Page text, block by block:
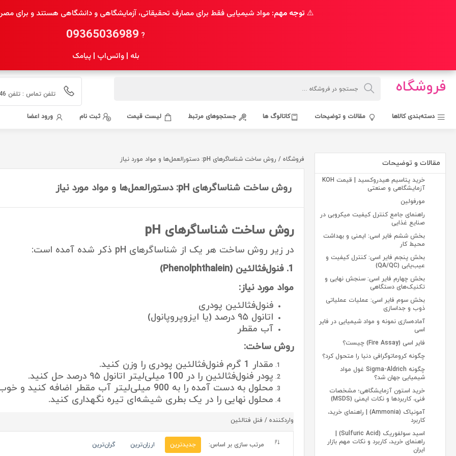
⚠️ توجه مهم: مواد شیمیایی فقط برای مصارف تحقیقاتی، آزمایشگاهی و دانشگاهی هستند و برای
?
09365036989
بله | واتس‌اپ | پیامک
فروشگاه تلفن تماس : تلفن 02155435546 همراه 09365036989 بله 09365036989
دسته‌بندی کالاها مقالات و توضیحات کاتالوگ ها جستجوهای مرتبط لیست قیمت ثبت نام ورود اعضا
مقالات و توضیحات
خرید پتاسیم هیدروکسید | قیمت KOH
آزمایشگاهی و صنعتی
مورفولین
راهنمای جامع کنترل کیفیت میکروبی در
صنایع غذایی
بخش ششم فایر اسی: ایمنی و بهداشت
محیط کار
بخش پنجم فایر اسی: کنترل کیفیت و
عیب‌یابی (QA/QC)
بخش چهارم فایر اسی: سنجش نهایی و
تکنیک‌های دستگاهی
بخش سوم فایر اسی: عملیات عملیاتی
ذوب و جداسازی
آماده‌سازی نمونه و مواد شیمیایی در فایر
اسی
فایر اسی (Fire Assay) چیست؟
چگونه کروماتوگرافی دنیا را متحول کرد؟
چگونه Sigma-Aldrich غول مواد
شیمیایی جهان شد؟
خرید استون آزمایشگاهی؛ مشخصات
فنی، کاربردها و نکات ایمنی (MSDS)
آمونیاک (Ammonia) | راهنمای خرید،
کاربرد
اسید سولفوریک (Sulfuric Acid) |
راهنمای خرید، کاربرد و نکات مهم بازار
ایران
فروشگاه / روش ساخت شناساگرهای pH: دستورالعمل‌ها و مواد مورد نیاز
روش ساخت شناساگرهای pH: دستورالعمل‌ها و مواد مورد نیاز
روش ساخت شناساگرهای pH
در زیر روش ساخت هر یک از شناساگرهای pH ذکر شده آمده است:
1. فنول‌فثالئین (Phenolphthalein)
مواد مورد نیاز:
فنول‌فثالئین پودری
اتانول ۹۵ درصد (یا ایزوپروپانول)
آب مقطر
روش ساخت:
مقدار 1 گرم فنول‌فثالئین پودری را وزن کنید.
پودر فنول‌فثالئین را در 100 میلی‌لیتر اتانول ۹۵ درصد حل کنید.
محلول به دست آمده را به 900 میلی‌لیتر آب مقطر اضافه کنید و خوب هم بزنید.
محلول نهایی را در یک بطری شیشه‌ای تیره نگهداری کنید.
واردکننده / فنل فتالئین
مرتب سازی بر اساس: جدیدترین ارزان‌ترین گران‌ترین